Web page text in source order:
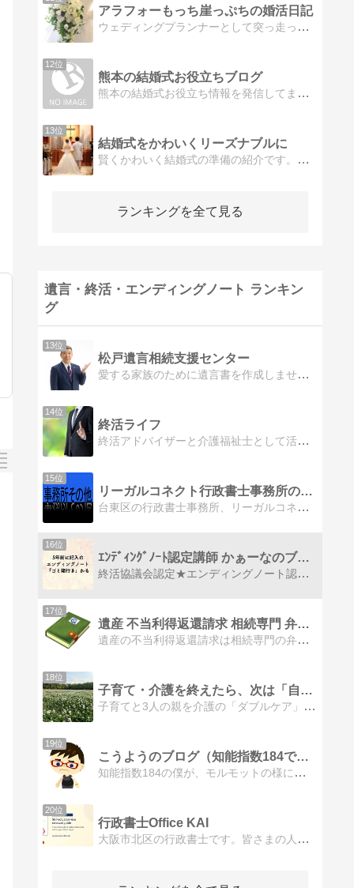
アラフォーもっち崖っぷちの婚活日記
ウェディングプランナーとして突っ走ってきたウェディングプランナーのブログ！アラフォーを前に自身の婚活もがけっぷちスタート！！
12位
熊本の結婚式お役立ちブログ
熊本の結婚式お役立ち情報を発信してます結婚予定の方や、今から結婚式の準備を始める方にオススメです
13位
結婚式をかわいくリーズナブルに
賢くかわいく結婚式の準備の紹介です。結婚式の準備ブログです。ウェディング小物や手作りアイテムなどを紹介しています。
ランキングを全て見る
遺言・終活・エンディングノート ランキン
グ
13位
松戸遺言相続支援センター
愛する家族のために遺言書を作成しませんか。遺言書はだれでも自由に作成することができます。しかし、法的要件を満たした様式で作成する必要があり、一般の方が作成した遺言書は要件を満たさず、無効になるケースもあります。安全・安心お任せ下さい。
14位
終活ライフ
終活アドバイザーと介護福祉士として活躍している「ケンジ」終活や介護についての情報を発信するブログです。
15位
リーガルコネクト行政書士事務所のブログ
台東区の行政書士事務所、リーガルコネクトのブログです。
16位
ｴﾝﾃﾞｨﾝｸﾞﾉｰﾄ認定講師 かぁーなのブログ
終活協議会認定★エンディングノート認定講師★終活セミナー認定講師★終活ガイド認定講師★心託コンシェルジュ（オンライン片付けアドバイザー勉強中♪）の かぁーなです☆お役立ち情報満載♪
17位
遺産 不当利得返還請求 相続専門 弁護士 東京の法律事務所…
遺産の不当利得返還請求は相続専門の弁護士へ。遺産相続、遺産分割、特別受益、不当利得返還請求、遺産を無断で使い込み、遺産分割協議、などなど、相続を専門とした法律…
18位
子育て・介護を終えたら、次は「自分の人生」を！
子育てと3人の親を介護の「ダブルケア」を経て、よりそい片付けサポートをしています讃岐峰子です。ライフオーガナイズと生前整理で次の未来に踏み出しませんか？
19位
こうようのブログ（知能指数184で下垂体前葉機能全部低下、…
知能指数184の僕が、モルモットの様にされた事で下垂体前葉機能低下症（全部低下）、線維筋痛症、特発性過眠症、副甲状腺機能低下症にされた事に反撃するブログ
20位
行政書士Office KAI
大阪市北区の行政書士です。皆さまの人生が豊かになるお手伝いをしていければと思っております。よろしくお願いいたします。